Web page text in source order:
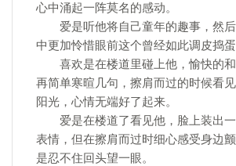
心中涌起一阵莫名的感动。
爱是听他将自己童年的趣事，然后
中更加怜惜眼前这个曾经如此调皮捣蛋
喜欢是在楼道里碰上他，愉快的和
再简单寒暄几句，擦肩而过的时候看
阳光，心情无端好了起来。
爱是在楼道了看见他，脸上装出一
表情，但在擦肩而过时细心感受身边
是忍不住回头望一眼。